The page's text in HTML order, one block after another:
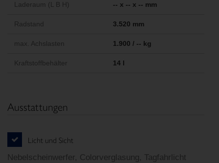
Laderaum (L B H) -- x -- x -- mm
Radstand 3.520 mm
max. Achslasten 1.900 / -- kg
Kraftstoffbehälter 14 l
Ausstattungen
Licht und Sicht
Nebelscheinwerfer, Colorverglasung, Tagfahrlicht